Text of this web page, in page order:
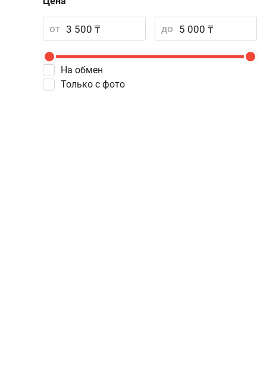
от до
На обмен
Только с фото